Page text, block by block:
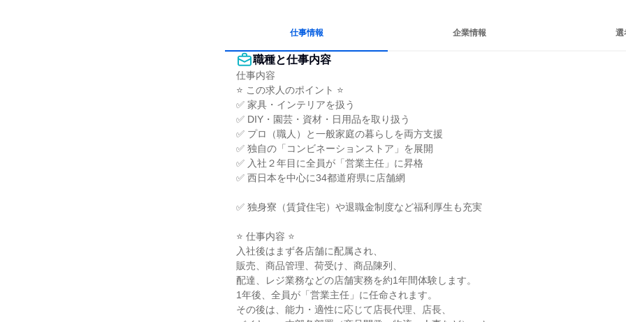
仕事情報 企業情報 選
職種と仕事内容
仕事内容
⭐ この求人のポイント ⭐
✅ 家具・インテリアを扱う
✅ DIY・園芸・資材・日用品を取り扱う
✅ プロ（職人）と一般家庭の暮らしを両方支援
✅ 独自の「コンビネーションストア」を展開
✅ 入社２年目に全員が「営業主任」に昇格
✅ 西日本を中心に34都道府県に店舗網
✅ 独身寮（賃貸住宅）や退職金制度など福利厚生も充実
⭐ 仕事内容 ⭐
入社後はまず各店舗に配属され、
販売、商品管理、荷受け、商品陳列、
配達、レジ業務などの店舗実務を約1年間体験します。
1年後、全員が「営業主任」に任命されます。
その後は、能力・適性に応じて店長代理、店長、